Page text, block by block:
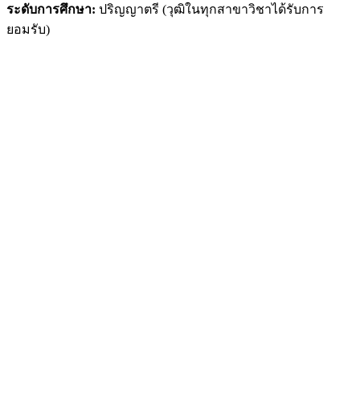
ระดับการศึกษา: ปริญญาตรี (วุฒิในทุกสาขาวิชาได้รับการ
ยอมรับ)